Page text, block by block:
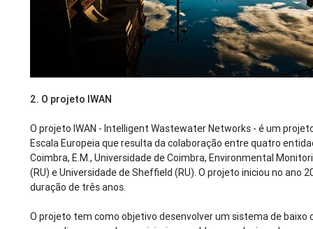
2. O projeto IWAN
O projeto IWAN - Intelligent Wastewater Networks - é um
Escala Europeia que resulta da colaboração entre quatro
Coimbra, E.M., Universidade de Coimbra, Environmental
(RU) e Universidade de Sheffield (RU). O projeto iniciou no ano
duração de três anos.
O projeto tem como objetivo desenvolver um sistema de baixo